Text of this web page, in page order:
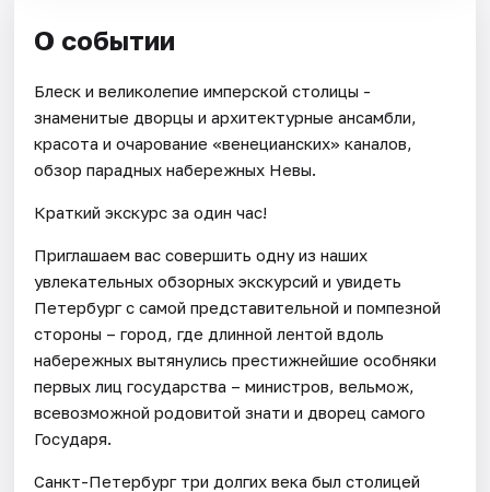
О событии
Блеск и великолепие имперской столицы -
знаменитые дворцы и архитектурные ансамбли,
красота и очарование «венецианских» каналов,
обзор парадных набережных Невы.
Краткий экскурс за один час!
Приглашаем вас совершить одну из наших
увлекательных обзорных экскурсий и увидеть
Петербург с самой представительной и помпезной
стороны – город, где длинной лентой вдоль
набережных вытянулись престижнейшие особняки
первых лиц государства – министров, вельмож,
всевозможной родовитой знати и дворец самого
Государя.
Санкт-Петербург три долгих века был столицей